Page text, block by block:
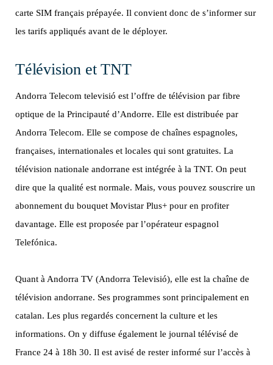
carte SIM français prépayée. Il convient donc de s’informer sur
les tarifs appliqués avant de le déployer.
Télévision et TNT
Andorra Telecom televisió est l’offre de télévision par fibre
optique de la Principauté d’Andorre. Elle est distribuée par
Andorra Telecom. Elle se compose de chaînes espagnoles,
françaises, internationales et locales qui sont gratuites. La
télévision nationale andorrane est intégrée à la TNT. On peut
dire que la qualité est normale. Mais, vous pouvez souscrire un
abonnement du bouquet Movistar Plus+ pour en profiter
davantage. Elle est proposée par l’opérateur espagnol
Telefónica.
Quant à Andorra TV (Andorra Televisió), elle est la chaîne de
télévision andorrane. Ses programmes sont principalement en
catalan. Les plus regardés concernent la culture et les
informations. On y diffuse également le journal télévisé de
France 24 à 18h 30. Il est avisé de rester informé sur l’accès à